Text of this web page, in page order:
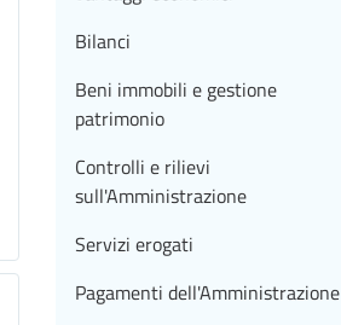
Bilanci
Beni immobili e gestione
patrimonio
Controlli e rilievi
sull'Amministrazione
Servizi erogati
Pagamenti dell'Amministrazione